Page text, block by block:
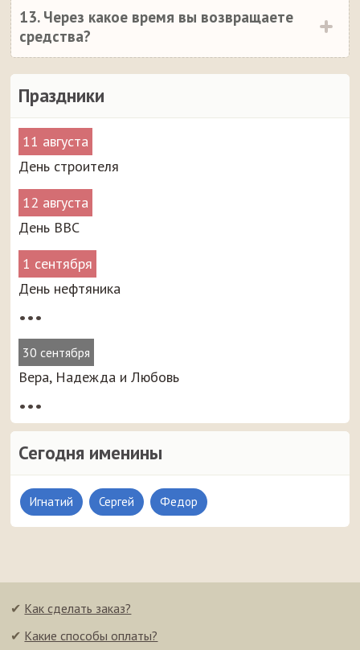
Праздники
11 августа
День строителя
12 августа
День ВВС
1 сентября
День нефтяника
•••
30 сентября
Вера, Надежда и Любовь
•••
Сегодня именины
Игнатий Сергей Федор
13. Через какое время вы возвращаете
средства?
✔ Как сделать заказ?
✔ Какие способы оплаты?